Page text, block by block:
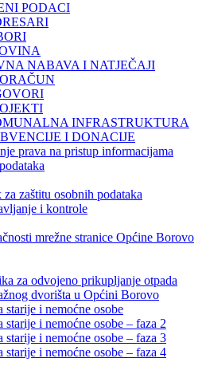
PODACI
NABAVA I NATJEČAJI
INFRASTRUKTURA
I DONACIJE
prava na pristup informacijama
za zaštitu osobnih podataka
i kontrole
mrežne stranice Općine Borovo
za odvojeno prikupljanje otpada
dvorišta u Općini Borovo
starije i nemoćne osobe
starije i nemoćne osobe – faza 2
starije i nemoćne osobe – faza 3
starije i nemoćne osobe – faza 4